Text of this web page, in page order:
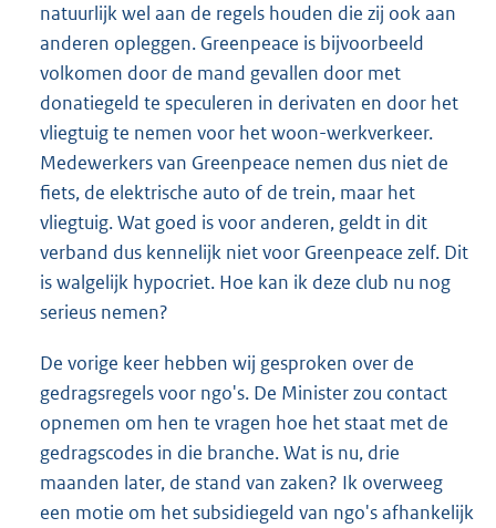
natuurlijk wel aan de regels houden die zij ook aan
anderen opleggen. Greenpeace is bijvoorbeeld
volkomen door de mand gevallen door met
donatiegeld te speculeren in derivaten en door het
vliegtuig te nemen voor het woon-werkverkeer.
Medewerkers van Greenpeace nemen dus niet de
fiets, de elektrische auto of de trein, maar het
vliegtuig. Wat goed is voor anderen, geldt in dit
verband dus kennelijk niet voor Greenpeace zelf. Dit
is walgelijk hypocriet. Hoe kan ik deze club nu nog
serieus nemen?
De vorige keer hebben wij gesproken over de
gedragsregels voor ngo's. De Minister zou contact
opnemen om hen te vragen hoe het staat met de
gedragscodes in die branche. Wat is nu, drie
maanden later, de stand van zaken? Ik overweeg
een motie om het subsidiegeld van ngo's afhankelijk